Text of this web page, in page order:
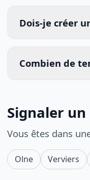
Dois-je créer
Combien de
Signaler
Vous êtes dans
Olne Verviers